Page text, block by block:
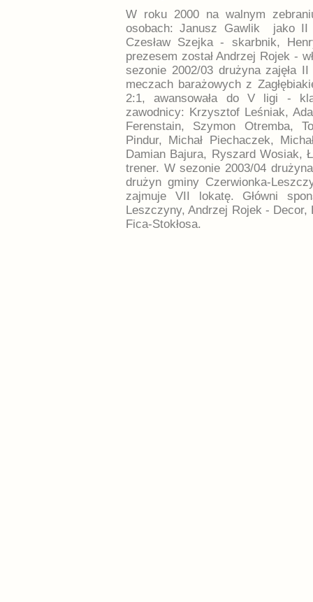
W roku 2000 na walnym
osobach: Janusz Gawlik jako II
Czesław Szejka - skarbnik,
prezesem został Andrzej Rojek -
sezonie 2002/03 drużyna zajęła
meczach barażowych z
2:1, awansowała do V ligi -
zawodnicy: Krzysztof Leśniak,
Ferenstain, Szymon Otremba,
Pindur, Michał Piechaczek,
Damian Bajura, Ryszard Wosiak,
trener. W sezonie 2003/04
drużyn gminy Czerwionka-
zajmuje VII lokatę. Główni
Leszczyny, Andrzej Rojek -
Fica-Stokłosa.